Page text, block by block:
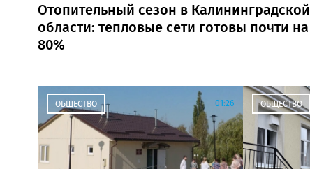
Отопительный сезон в Калининградской
области: тепловые сети готовы почти на
80%
ОБЩЕСТВО 01:26 ОБЩЕСТВО